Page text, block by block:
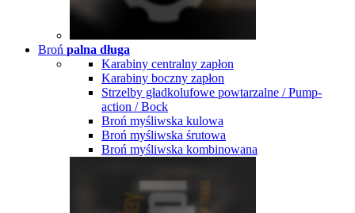
Broń palna długa
Karabiny centralny zapłon
Karabiny boczny zapłon
Strzelby gładkolufowe powtarzalne / Pump-
action / Bock
Broń myśliwska kulowa
Broń myśliwska śrutowa
Broń myśliwska kombinowana